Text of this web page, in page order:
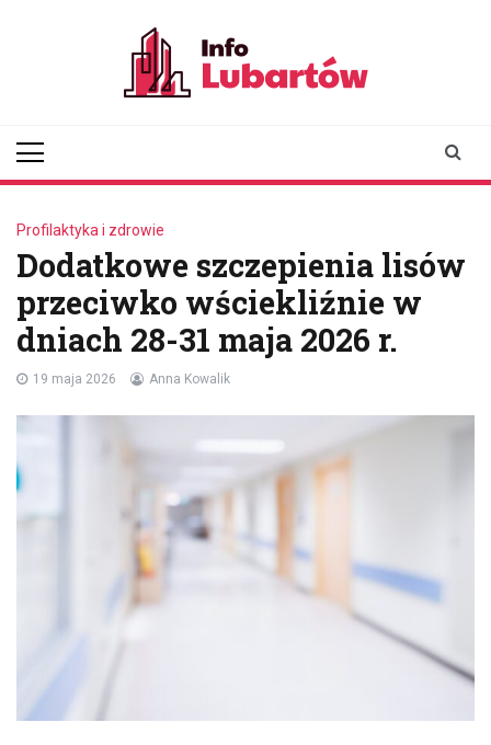
Profilaktyka i zdrowie
Dodatkowe szczepienia lisów
przeciwko wściekliźnie w
dniach 28-31 maja 2026 r.
19 maja 2026 Anna Kowalik